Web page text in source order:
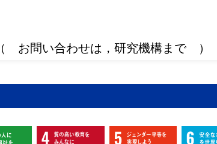
（ お問い合わせは，研究機構まで ）